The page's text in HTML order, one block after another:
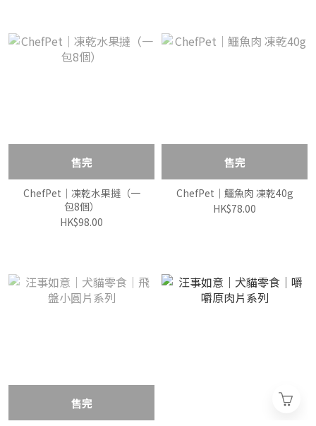
售完
ChefPet｜凍乾水果撻（一
包8個）
HK$98.00
售完
ChefPet｜鱷魚肉 凍乾40g
HK$78.00
售完